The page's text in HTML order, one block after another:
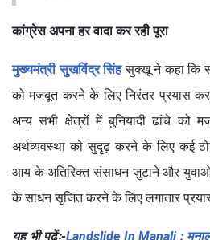
कांग्रेस अपना हर वादा कर रही पूरा
मुख्यमंत्री सुखविंद्र सिंहसुक्खू ने कहा कि
को मजबूत करने के लिए निरंतर प्रयास कर
अन्य सभी क्षेत्रों में बुनियादी ढांचे को
अर्थव्यवस्था को सुदृढ़ करने के लिए कई
आय के अतिरिक्त संसाधन जुटाने और युवाओं
के साधन सृजित करने के लिए लगातार
यह भी पढ़ेंः-Landslide In Manali :